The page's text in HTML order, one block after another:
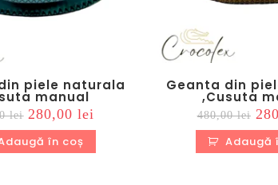
piele naturala
manual
lei Prețul
inițial
a
fost:
480,00 lei.
280,00lei
este:
în coș
Geanta din
,Cusuta
480,00lei
a
Adaugă